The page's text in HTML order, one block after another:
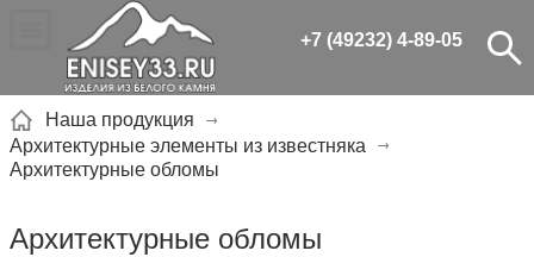
+7 (49232) 4-89-05
Наша продукция
Архитектурные элементы из известняка
Архитектурные обломы
Архитектурные обломы